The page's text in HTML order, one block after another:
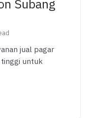
Subang
jual pagar
untuk